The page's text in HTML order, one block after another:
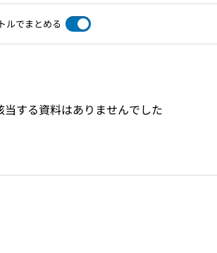
ルでまとめる
当する資料はありませんでした